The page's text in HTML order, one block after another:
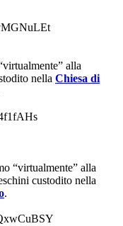
alla
nella Chiesa di
“virtualmente” alla
custodito nella
.